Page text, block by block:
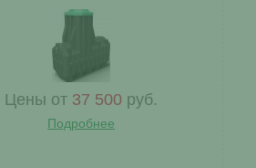
Цены от 37 500 руб.
Подробнее